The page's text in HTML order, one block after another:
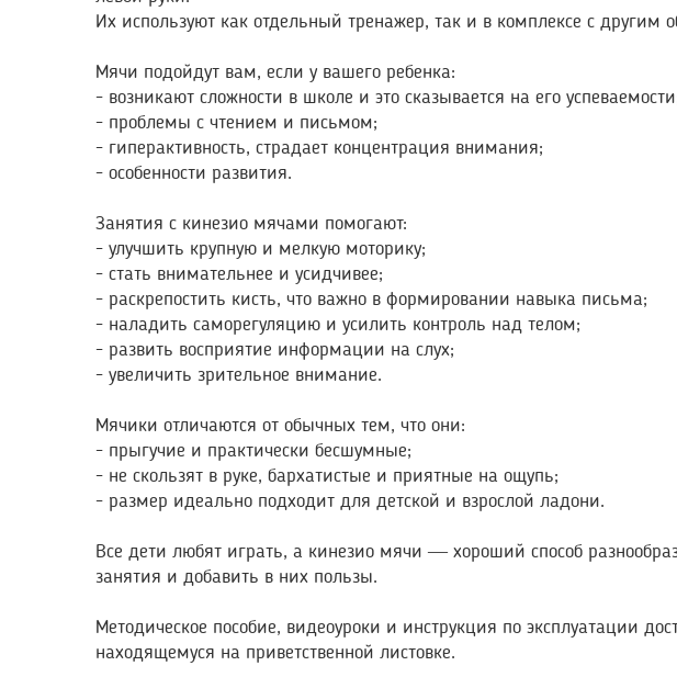
Их используют как отдельный тренажер, так и в комплексе с другим
Мячи подойдут вам, если у вашего ребенка:
- возникают сложности в школе и это сказывается на его
- проблемы с чтением и письмом;
- гиперактивность, страдает концентрация внимания;
- особенности развития.
Занятия с кинезио мячами помогают:
- улучшить крупную и мелкую моторику;
- стать внимательнее и усидчивее;
- раскрепостить кисть, что важно в формировании навыка письма;
- наладить саморегуляцию и усилить контроль над телом;
- развить восприятие информации на слух;
- увеличить зрительное внимание.
Мячики отличаются от обычных тем, что они:
- прыгучие и практически бесшумные;
- не скользят в руке, бархатистые и приятные на ощупь;
- размер идеально подходит для детской и взрослой ладони.
Все дети любят играть, а кинезио мячи — хороший способ
занятия и добавить в них пользы.
Методическое пособие, видеоуроки и инструкция по эксплуатации
находящемуся на приветственной листовке.